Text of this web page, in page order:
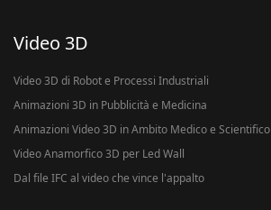
Video 3D
Video 3D di Robot e Processi Industriali
Animazioni 3D in Pubblicità e Medicina
Animazioni Video 3D in Ambito Medico e Scientifico
Video Anamorfico 3D per Led Wall
Dal file IFC al video che vince l'appalto